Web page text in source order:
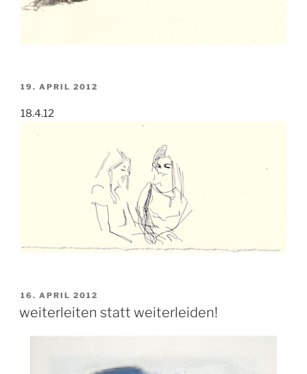
VERÖFFENTLICHT
19. APRIL 2012
18.4.12
VERÖFFENTLICHT
16. APRIL 2012
weiterleiten statt weiterleiden!